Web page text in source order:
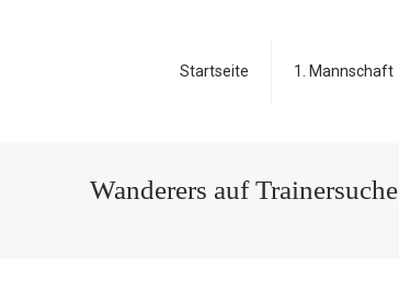
Startseite 1. Mannschaft
Wanderers auf Trainersuche